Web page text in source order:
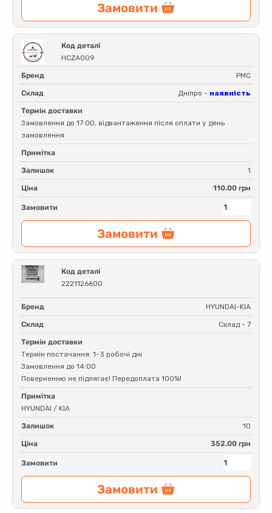
Замовити
Код деталі
HCZA009
Бренд PMC
Склад Дніпро - наявність
Термін доставки
Замовлення до 17:00, відвантаження після оплати у день
замовлення
Примітка
Залишок 1
Ціна 110.00 грн
Замовити
Замовити
Код деталі
2221126600
Бренд HYUNDAI-KIA
Склад Склад - 7
Термін доставки
Термін постачання: 1-3 робочі дні
Замовлення до 14:00
Поверненню не підлягає! Передоплата 100%!
Примітка
HYUNDAI / KIA
Залишок 10
Ціна 352.00 грн
Замовити
Замовити